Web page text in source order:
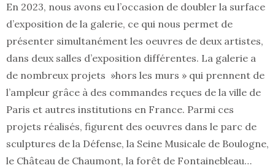
En 2023, nous avons eu l’occasion de doubler la surface
d’exposition de la galerie, ce qui nous permet de
présenter simultanément les oeuvres de deux artistes,
dans deux salles d’exposition différentes. La galerie a
de nombreux projets »hors les murs » qui prennent de
l’ampleur grâce à des commandes reçues de la ville de
Paris et autres institutions en France. Parmi ces
projets réalisés, figurent des oeuvres dans le parc de
sculptures de la Défense, la Seine Musicale de Boulogne,
le Château de Chaumont, la forêt de Fontainebleau…